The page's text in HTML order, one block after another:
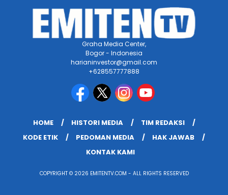
Graha Media Center,
Bogor - Indonesia
harianinvestor@gmail.com
+628557777888
HOME HISTORI MEDIA
TIM REDAKSI
KODE ETIK
PEDOMAN MEDIA
HAK JAWAB
KONTAK KAMI
COPYRIGHT © 2026 EMITENTV.COM - ALL RIGHTS RESERVED